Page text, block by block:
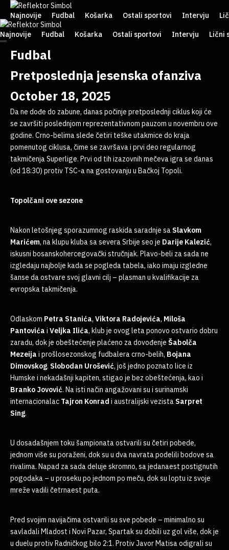
Najnovije Fudbal Košarka Ostali sportovi Intervju
Najnovije Fudbal Košarka Ostali sportovi Intervju Lični
Fudbal
Pretposlednja jesenska ofanziva
October 18, 2025
Da ne dođe do zabune, danas počinje pretposlednji ciklus koji će
se završiti poslednjom reprezentativnom pauzom u novembru ove
godine. Crno-belima slede četiri teške utakmice do kraja
pomenutog ciklusa, čime se završava i prvi deo regularnog
takmičenja Superlige. Prvi od tih izazovnih mečeva igra se danas
(od 18:30) protiv TSC-a na gostovanju u Bačkoj Topoli.
Topolčani ove sezone
Nakon letošnjeg sporazumnog raskida saradnje sa Slavkom
Marićem, na klupu kluba sa severa Srbije seo je Darije Kalezić,
iskusni bosanskohercegovački stručnjak. Plavo-beli za sada ne
izgledaju najbolje kada se pogleda tabela, iako imaju izgledne
šanse da ostvare svoj glavni cilj – plasman u kvalifikacije za
evropska takmičenja.
Odlaskom Petra Stanića, Viktora Radojevića, Miloša
Pantovića i Veljka Ilića, klub je ovog leta ponovo ostvario dobru
zaradu, dok je obeštećenje plaćeno za dovođenje Šabolča
Mezeija i prošlosezonskog fudbalera crno-belih, Bojana
Dimovskog. Slobodan Urošević, još jedno poznato lice iz
Humske i nekadašnji kapiten, stigao je bez obeštećenja, kao i
Branko Jovović. Na isti način angažovani su i surinamski
internacionalac Tajron Konrad i australijski vezista Sarpret
Sing.
U dosadašnjem toku šampionata ostvarili su četiri pobede,
jednom više su poraženi, dok su u dva navrata podelili bodove sa
rivalima. Napad za sada deluje skromno, sa jedanaest postignutih
pogodaka – u proseku po jednom po meču, dok su loptu iz svoje
mreže vadili četrnaest puta.
Pred svojim navijačima ostvarili su sve pobede – minimalno su
savladali Mladost i Novi Pazar, Spartak su dobili uz gol više, dok je
u duelu protiv Radničkog bilo 2:1. Protiv Javor Matisa odigrali su